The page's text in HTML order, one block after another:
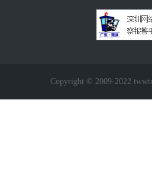
Copyright © 2009-2022